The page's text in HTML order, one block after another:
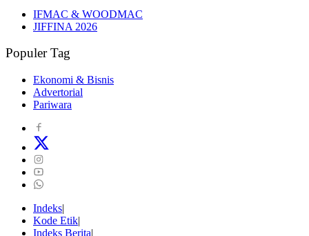
IFMAC & WOODMAC
JIFFINA 2026
Populer Tag
Ekonomi & Bisnis
Advertorial
Pariwara
Indeks
Kode Etik
Indeks Berita